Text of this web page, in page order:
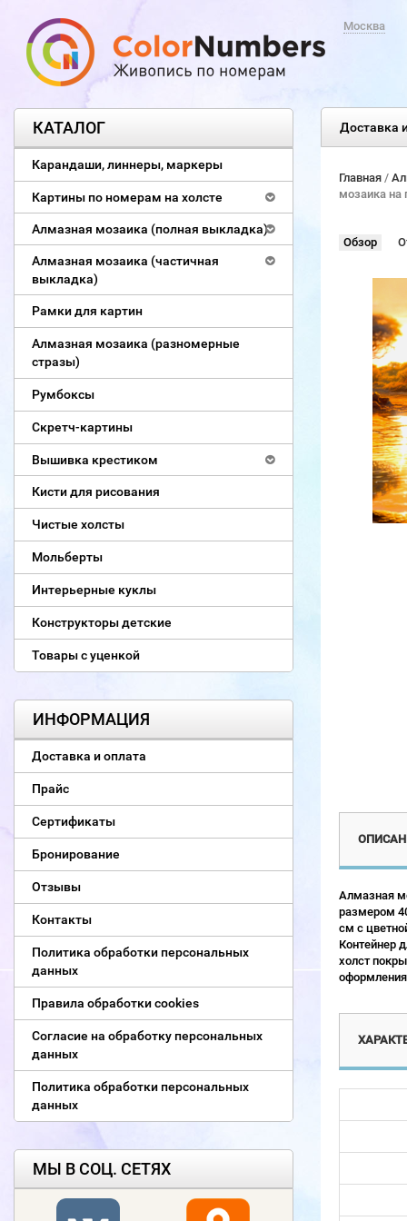
Москва
Доставка
КАТАЛОГ
Карандаши, линнеры, маркеры
Картины по номерам на холсте
Алмазная мозаика (полная выкладка)
Алмазная мозаика (частичная
выкладка)
Рамки для картин
Алмазная мозаика (разномерные
стразы)
Румбоксы
Скретч-картины
Вышивка крестиком
Кисти для рисования
Чистые холсты
Мольберты
Интерьерные куклы
Конструкторы детские
Товары с уценкой
ИНФОРМАЦИЯ
Доставка и оплата
Прайс
Сертификаты
Бронирование
Отзывы
Контакты
Политика обработки персональных
данных
Правила обработки cookies
Согласие на обработку персональных
данных
Политика обработки персональных
данных
МЫ В СОЦ. СЕТЯХ
Главная/
мозаика на
Обзор
Алмазная
размером
см с
Контейнер
холст
оформления